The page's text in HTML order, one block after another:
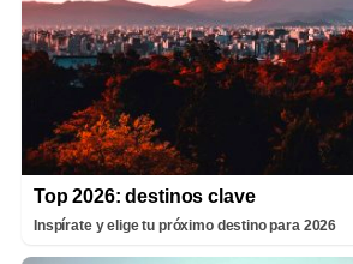
Top 2026: destinos clave
Inspírate y elige tu próximo destino para 2026